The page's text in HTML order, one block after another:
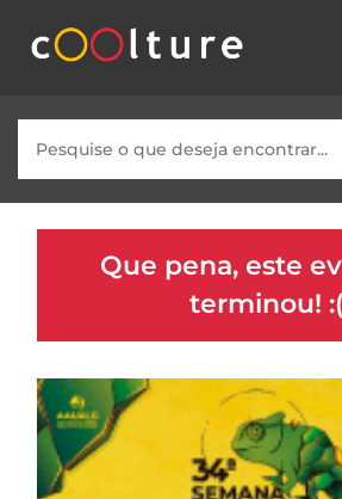
Que pena, este
terminou! :(